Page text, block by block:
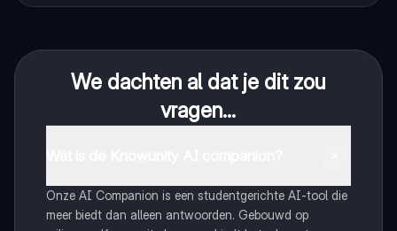
We dachten al dat je dit zou
vragen...
Onze AI Companion is een studentgerichte AI-tool die
meer biedt dan alleen antwoorden. Gebouwd op